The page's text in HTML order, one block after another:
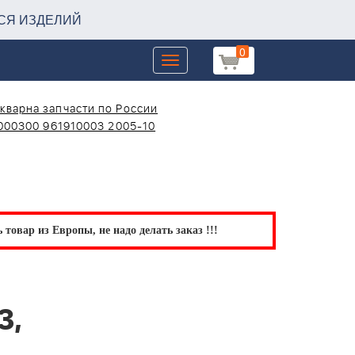
ИЗДЕЛИЙ
0
Toggle
navigation
запчасти по России
961910003 2005-10
из Европы, не надо делать заказ !!!